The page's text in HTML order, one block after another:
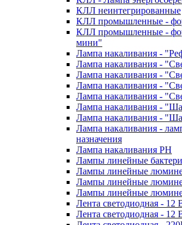
КЛЛ неинтегрированные
КЛЛ промышленные -
КЛЛ промышленные -
мини"
Лампа накаливания -
Лампа накаливания -
Лампа накаливания -
Лампа накаливания -
Лампа накаливания -
Лампа накаливания -
Лампа накаливания -
Лампа накаливания -
назначения
Лампа накаливания РН
Лампы линейные
Лампы линейные
Лампы линейные
Лампы линейные
Лента светодиодная - 12
Лента светодиодная - 12